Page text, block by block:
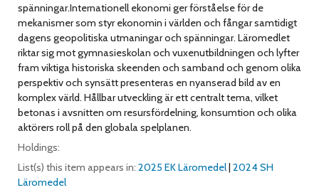
spänningar.Internationell ekonomi ger förståelse för de
mekanismer som styr ekonomin i världen och fångar samtidigt
dagens geopolitiska utmaningar och spänningar. Läromedlet
riktar sig mot gymnasieskolan och vuxenutbildningen och lyfter
fram viktiga historiska skeenden och samband och genom olika
perspektiv och synsätt presenteras en nyanserad bild av en
komplex värld. Hållbar utveckling är ett centralt tema, vilket
betonas i avsnitten om resursfördelning, konsumtion och olika
aktörers roll på den globala spelplanen.
Holdings:
List(s) this item appears in: 2025 EK Läromedel| 2024 SH
Läromedel